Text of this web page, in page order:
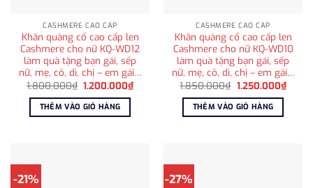
CASHMERE CAO CẤP
Khăn quàng cổ cao cấp len
Cashmere cho nữ KQ-WD12
làm quà tặng bạn gái, sếp
nữ, mẹ, cô, dì, chị – em gái…
1.800.000₫ Giá
là:
1.800.000₫.
1.200.000₫Giá
hiện
1.200.000₫.
THÊM VÀO GIỎ HÀNG
CASHMERE CAO CẤP
Khăn quàng cổ cao cấp len
Cashmere cho nữ KQ-WD10
làm quà tặng bạn gái, sếp
nữ, mẹ, cô, dì, chị – em gái…
1.850.000₫ Giá
là:
1.850.000₫.
1.250.000₫Giá
hiện
THÊM VÀO GIỎ HÀNG
-21% -27%